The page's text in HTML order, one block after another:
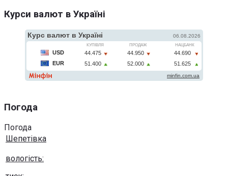
Курси валют в Україні
Погода
Погода
Шепетівка
вологість: